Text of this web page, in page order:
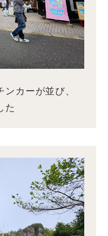
カーが並び、
た